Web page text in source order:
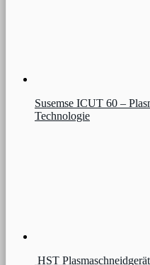
Susemse ICUT 60 –
Technologie
HST